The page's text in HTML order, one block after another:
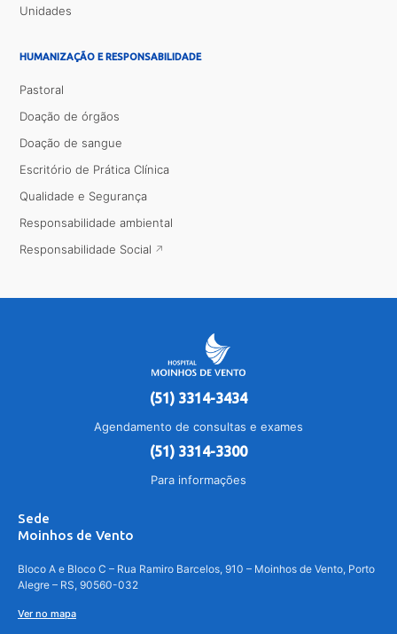
Unidades
HUMANIZAÇÃO E RESPONSABILIDADE
Pastoral
Doação de órgãos
Doação de sangue
Escritório de Prática Clínica
Qualidade e Segurança
Responsabilidade ambiental
Responsabilidade Social
(51) 3314-3434
Agendamento de consultas e exames
(51) 3314-3300
Para informações
Sede
Moinhos de Vento
Bloco A e Bloco C – Rua Ramiro Barcelos, 910 – Moinhos de Vento, Porto
Alegre – RS, 90560-032
Ver no mapa